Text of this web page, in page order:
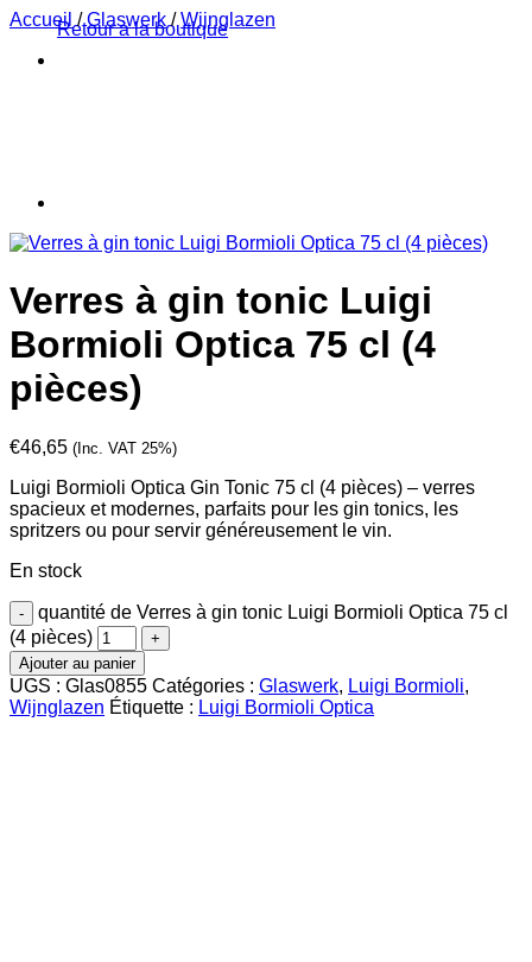
Retour à la boutique
Accueil / Glaswerk / Wijnglazen
Verres à gin tonic Luigi
Bormioli Optica 75 cl (4
pièces)
€46,65 (Inc. VAT 25%)
Luigi Bormioli Optica Gin Tonic 75 cl (4 pièces) – verres
spacieux et modernes, parfaits pour les gin tonics, les
spritzers ou pour servir généreusement le vin.
En stock
quantité de Verres à gin tonic Luigi Bormioli Optica 75 cl
(4 pièces)
Ajouter au panier
UGS : Glas0855 Catégories : Glaswerk, Luigi Bormioli,
Wijnglazen Étiquette : Luigi Bormioli Optica